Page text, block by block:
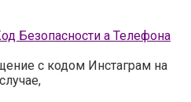
Безопасности а Телефона
с кодом Инстаграм на